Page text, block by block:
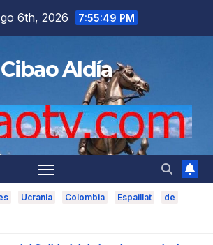
6th, 2026 7:55:51 PM
Cibao Aldía
Ucrania Colombia Espaillat de